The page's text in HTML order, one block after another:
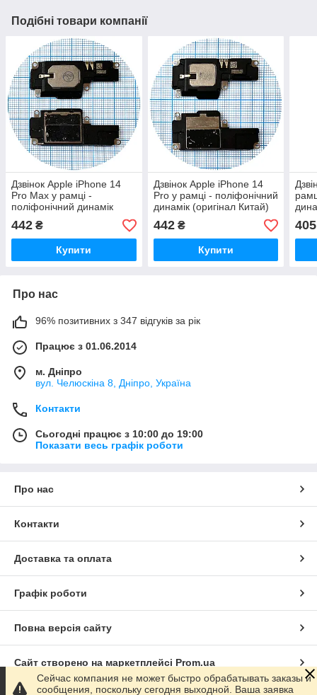
Подібні товари компанії
Дзвінок Apple iPhone 14
Pro Max у рамці -
поліфонічний динамік
(оригінал Китай)
442 ₴
Купити
Дзвінок Apple iPhone 14
Pro у рамці - поліфонічний
динамік (оригінал Китай)
442₴
Купити
405
Про нас
96% позитивних з 347 відгуків за рік
Працює з 01.06.2014
м. Дніпро
вул. Челюскіна 8, Дніпро, Україна
Контакти
Сьогодні працює з 10:00 до 19:00
Показати весь графік роботи
Про нас
Контакти
Доставка та оплата
Графік роботи
Повна версія сайту
Сайт створено на маркетплейсі Prom.ua
Сейчас компания не может быстро обрабатывать заказы и
сообщения, поскольку сегодня выходной. Ваша заявка